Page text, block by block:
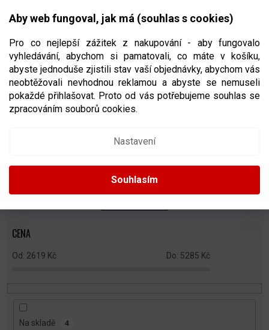
Aby web fungoval, jak má (souhlas s cookies)
Pro co nejlepší zážitek z nakupování - aby fungovalo
vyhledávání, abychom si pamatovali, co máte v košíku,
abyste jednoduše zjistili stav vaší objednávky, abychom vás
neobtěžovali nevhodnou reklamou a abyste se nemuseli
pokaždé přihlašovat. Proto od vás potřebujeme souhlas se
zpracováním souborů cookies.
Nastavení
Souhlasím
CZK
NÁKUPNÍ
KOMPOZITOVÉ HOKEJKY
N
P
R
CENA
2619 Kč 5285 Kč
Na skladě 4